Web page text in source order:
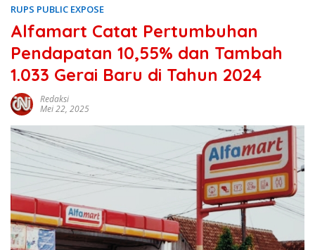
RUPS PUBLIC EXPOSE
Alfamart Catat Pertumbuhan
Pendapatan 10,55% dan Tambah
1.033 Gerai Baru di Tahun 2024
Redaksi
Mei 22, 2025